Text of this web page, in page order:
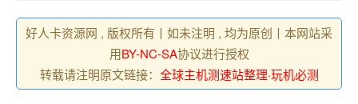
好人卡资源网 , 版权所有丨如未注明 , 均为原创丨本网站采
用BY-NC-SA协议进行授权
转载请注明原文链接： 全球主机测速站整理·玩机必测